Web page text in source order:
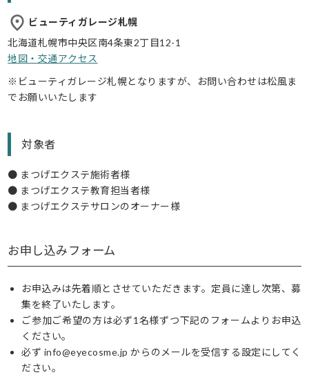
ビューティガレージ札幌
北海道札幌市中央区南4条東2丁目12-1
地図・交通アクセス
※ビューティガレージ札幌となりますが、お問い合わせは松風ま
でお願いいたします
対象者
● まつげエクステ施術者様
● まつげエクステ教育担当者様
● まつげエクステサロンのオーナー様
お申し込みフォーム
お申込みは先着順とさせていただきます。定員に達し次第、募
集を終了いたします。
ご参加ご希望の方は必ず1名様ずつ下記のフォームよりお申込
ください。
必ず info@eyecosme.jp からのメールを受信する設定にしてく
ださい。